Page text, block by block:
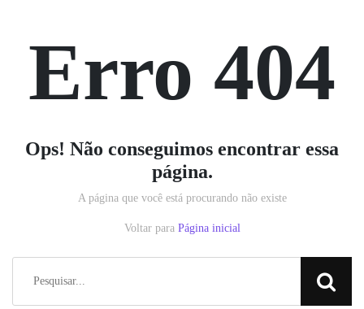
Erro 404
Ops! Não conseguimos encontrar essa
página.
A página que você está procurando não existe
Voltar para Página inicial